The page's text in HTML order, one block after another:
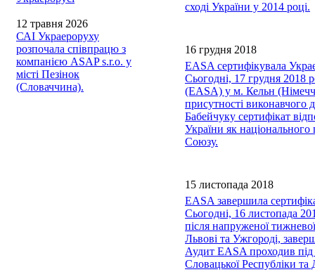
12 травня 2026
САІ Украероруху
розпочала співпрацю з
компанією ASAP s.r.o. у
місті Пезінок
(Словаччина).
сході України у 2014 році.
16 грудня 2018
EASA сертифікувала
Сьогодні, 17 грудня 2018
(EASA) у м. Кельн
присутності виконавчого
Бабейчуку сертифікат
України як
Союзу.
15 листопада 2018
EASA завершила
Сьогодні, 16 листопада
після напруженої
Львові та Ужгороді,
Аудит EASA проходив під
Словацької Республіки та